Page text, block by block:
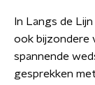
In Langs de
ook bijzondere
spannende
gesprekken